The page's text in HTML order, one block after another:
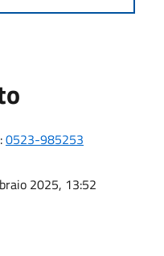
:0523-985253
2025, 13:52